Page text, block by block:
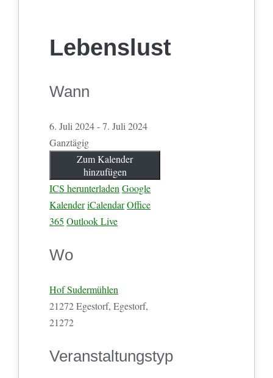
Lebenslust
Wann
6. Juli 2024 - 7. Juli 2024
Ganztägig
Zum Kalender
hinzufügen
ICS herunterladen Google
KalenderiCalendarOffice
365 Outlook Live
Wo
Hof Sudermühlen
21272 Egestorf, Egestorf,
21272
Veranstaltungstyp